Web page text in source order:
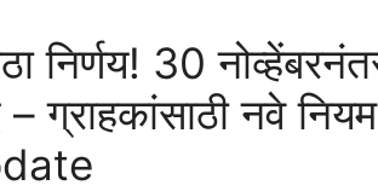
निर्णय! 30
– ग्राहकांसाठी नवे